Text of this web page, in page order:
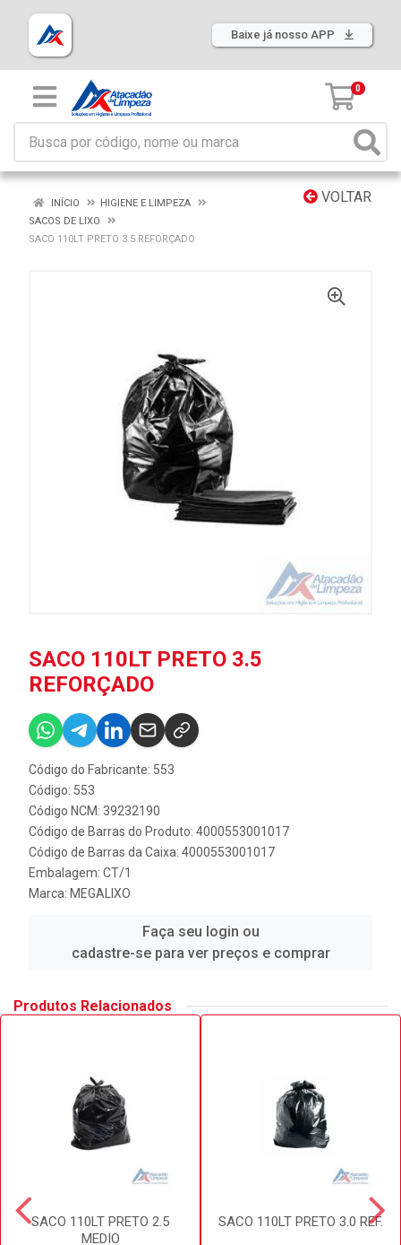
Baixe já nosso APP
0
VOLTAR
INÍCIO
HIGIENE E LIMPEZA
SACOS DE LIXO
SACO 110LT PRETO 3.5 REFORÇADO
SACO 110LT PRETO 3.5
REFORÇADO
Código do Fabricante: 553
Código: 553
Código NCM: 39232190
Código de Barras do Produto: 4000553001017
Código de Barras da Caixa: 4000553001017
Embalagem: CT/1
Marca: MEGALIXO
Faça seu login ou
cadastre-se para ver preços e comprar
Produtos Relacionados
SACO 110LT PRETO 2.5
MEDIO
SACO 110LT PRETO 3.0 REF.